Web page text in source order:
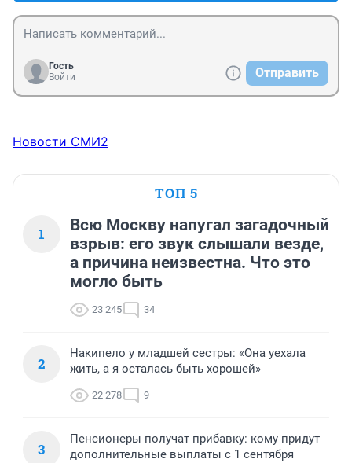
Гость
Войти
Отправить
Новости СМИ2
ТОП 5
1
Всю Москву напугал загадочный
взрыв: его звук слышали везде,
а причина неизвестна. Что это
могло быть
23 245 34
2
Накипело у младшей сестры: «Она уехала
жить, а я осталась быть хорошей»
22 278 9
3
Пенсионеры получат прибавку: кому придут
дополнительные выплаты с 1 сентября